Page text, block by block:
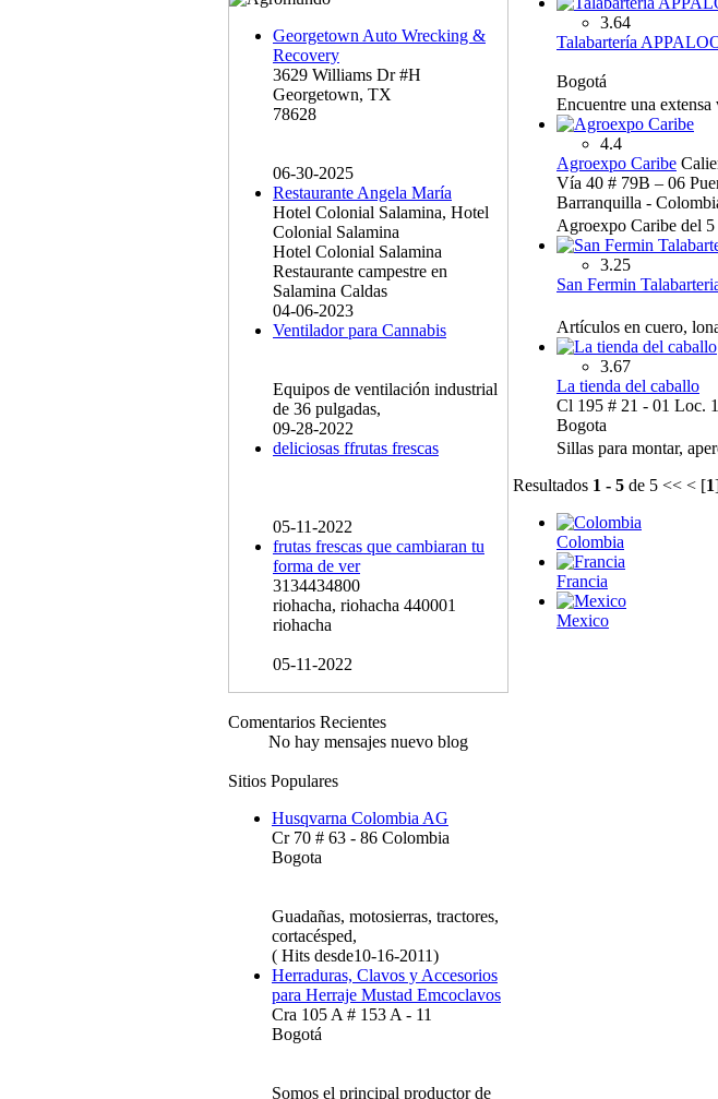
Georgetown Auto Wrecking &
Recovery
3629 Williams Dr #H
Georgetown, TX
78628
06-30-2025
Restaurante Angela María
Hotel Colonial Salamina, Hotel
Colonial Salamina
Hotel Colonial Salamina
Restaurante campestre en
Salamina Caldas
04-06-2023
Ventilador para Cannabis
Equipos de ventilación industrial
de 36 pulgadas,
09-28-2022
deliciosas ffrutas frescas
05-11-2022
frutas frescas que cambiaran tu
forma de ver
3134434800
riohacha, riohacha 440001
riohacha
05-11-2022
Comentarios Recientes
No hay mensajes nuevo blog
Sitios Populares
Husqvarna Colombia AG
Cr 70 # 63 - 86 Colombia
Bogota
Guadañas, motosierras, tractores,
cortacésped,
( Hits desde10-16-2011)
Herraduras, Clavos y Accesorios
para Herraje Mustad Emcoclavos
Cra 105 A # 153 A - 11
Bogotá
Somos el principal productor de
3.64
Talabartería
Bogotá
Encuentre una
4.4
Agroexpo Caribe
Vía 40 # 79B – 06
Barranquilla -
Agroexpo Caribe del 5
3.25
San Fermin
Artículos en cuero,
3.67
La tienda del caballo
Cl 195 # 21 - 01 Loc.
Bogota
Sillas para montar,
Resultados 1 - 5 de 5 << < [1
Colombia
Francia
Mexico